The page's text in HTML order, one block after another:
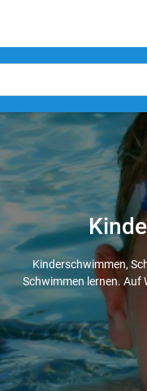
Kinderschwimmen,
Schwimmen lernen. Auf